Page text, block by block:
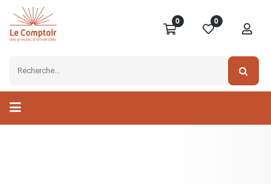
0 0